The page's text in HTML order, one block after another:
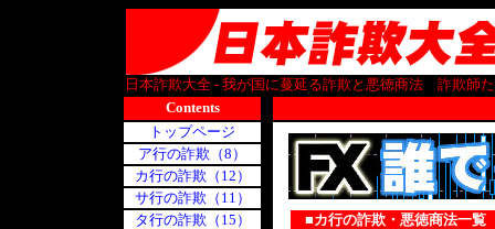
日本詐欺大全 - 我が国に蔓延る詐欺と悪徳商法 詐欺師
Contents
トップページ
ア行の詐欺（8）
カ行の詐欺（12）
サ行の詐欺（11）
タ行の詐欺（15）
■カ行の詐欺・悪徳商法一覧